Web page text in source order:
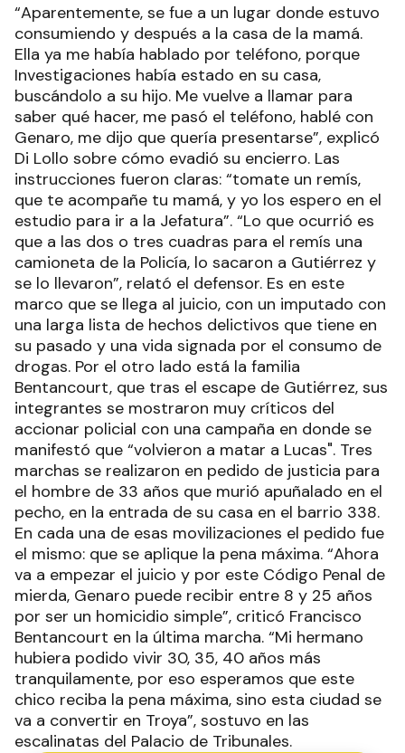
“Aparentemente, se fue a un lugar donde estuvo
consumiendo y después a la casa de la mamá.
Ella ya me había hablado por teléfono, porque
Investigaciones había estado en su casa,
buscándolo a su hijo. Me vuelve a llamar para
saber qué hacer, me pasó el teléfono, hablé con
Genaro, me dijo que quería presentarse”, explicó
Di Lollo sobre cómo evadió su encierro. Las
instrucciones fueron claras: “tomate un remís,
que te acompañe tu mamá, y yo los espero en el
estudio para ir a la Jefatura”. “Lo que ocurrió es
que a las dos o tres cuadras para el remís una
camioneta de la Policía, lo sacaron a Gutiérrez y
se lo llevaron”, relató el defensor. Es en este
marco que se llega al juicio, con un imputado con
una larga lista de hechos delictivos que tiene en
su pasado y una vida signada por el consumo de
drogas. Por el otro lado está la familia
Bentancourt, que tras el escape de Gutiérrez, sus
integrantes se mostraron muy críticos del
accionar policial con una campaña en donde se
manifestó que “volvieron a matar a Lucas". Tres
marchas se realizaron en pedido de justicia para
el hombre de 33 años que murió apuñalado en el
pecho, en la entrada de su casa en el barrio 338.
En cada una de esas movilizaciones el pedido fue
el mismo: que se aplique la pena máxima. “Ahora
va a empezar el juicio y por este Código Penal de
mierda, Genaro puede recibir entre 8 y 25 años
por ser un homicidio simple”, criticó Francisco
Bentancourt en la última marcha. “Mi hermano
hubiera podido vivir 30, 35, 40 años más
tranquilamente, por eso esperamos que este
chico reciba la pena máxima, sino esta ciudad se
va a convertir en Troya”, sostuvo en las
escalinatas del Palacio de Tribunales.